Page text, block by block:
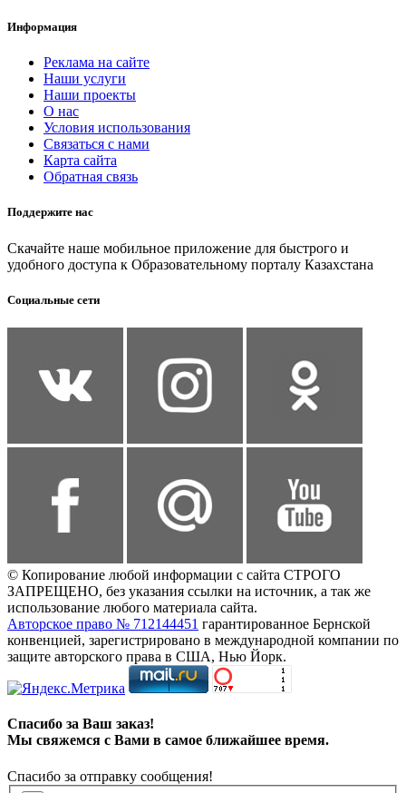
Информация
Реклама на сайте
Наши услуги
Наши проекты
О нас
Условия использования
Связаться с нами
Карта сайта
Обратная связь
Поддержите нас
Скачайте наше мобильное приложение для быстрого и
удобного доступа к Образовательному порталу Казахстана
Социальные сети
© Копирование любой информации с сайта СТРОГО
ЗАПРЕЩЕНО, без указания ссылки на источник, а так же
использование любого материала сайта.
Авторское право № 712144451 гарантированное Бернской
конвенцией, зарегистрировано в международной компании по
защите авторского права в США, Нью Йорк.
Спасибо за Ваш заказ!
Мы свяжемся с Вами в самое ближайшее время.
Спасибо за отправку сообщения!